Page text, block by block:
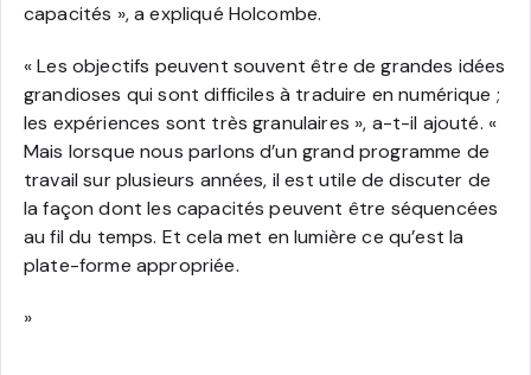
capacités », a expliqué Holcombe.
« Les objectifs peuvent souvent être de grandes idées
grandioses qui sont difficiles à traduire en numérique ;
les expériences sont très granulaires », a-t-il ajouté. «
Mais lorsque nous parlons d’un grand programme de
travail sur plusieurs années, il est utile de discuter de
la façon dont les capacités peuvent être séquencées
au fil du temps. Et cela met en lumière ce qu’est la
plate-forme appropriée.
»